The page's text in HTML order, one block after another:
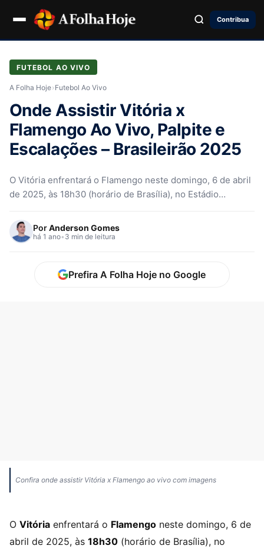
Contribua
FUTEBOL AO VIVO
A Folha Hoje› Futebol Ao Vivo
Onde Assistir Vitória x
Flamengo Ao Vivo, Palpite e
Escalações – Brasileirão 2025
​O Vitória enfrentará o Flamengo neste domingo, 6 de abril
de 2025, às 18h30 (horário de Brasília), no Estádio
PorAnderson Gomes
há 1 ano• 3 min de leitura
Prefira A Folha Hoje no Google
Confira onde assistir Vitória x Flamengo ao vivo com imagens
​O Vitória enfrentará o Flamengo neste domingo, 6 de
abril de 2025, às 18h30 (horário de Brasília), no